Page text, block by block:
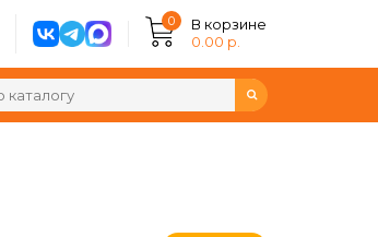
0
В корзине
0.00 р.